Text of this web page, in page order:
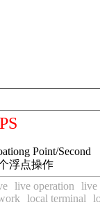
Point/Second
浮点操作
live operation live
local terminal